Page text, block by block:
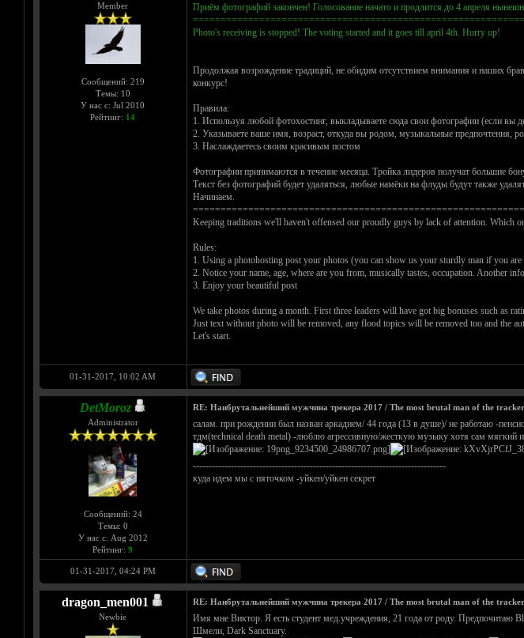
Member
Сообщений: 219
Темы: 10
У нас с: Jul 2010
Рейтинг: 14
Приём фотографий закончен! Голосование начато и продлится до 4 апреля
Photo's receiving is stopped! The voting started and it goes till april 4th. Hurry up!
Продолжая возрождение традиций, не обидим отсутствием внимания и наших
конкурс!
Правила:
1. Используя любой фотохостинг, выкладываете сюда свои фотографии (если
2. Указываете ваше имя, возраст, откуда вы родом, музыкальные предпочтения,
3. Наслаждаетесь своим красивым постом
Фотографии принимаются в течение месяца. Тройка лидеров получат большие
Текст без фотографий будет удаляться, любые намёки на флуды будут также
Начинаем.
Keeping traditions we'll haven't offensed our proudly guys by lack of attention. Which
Rules:
1. Using a photohosting post your photos (you can show us your sturdly man if you
2. Notice your name, age, where are you from, musically tastes, occupation. Another
3. Enjoy your beautiful post
We take photos during a month. First three leaders will have got big bonuses such as
Just text without photo will be removed, any flood topics will be removed too and the
Let's start.
01-31-2017, 10:02 AM
DetMoroz
Administrator
Сообщений: 24
Темы: 0
У нас с: Aug 2012
Рейтинг: 9
RE: Наибрутальнейший мужчина трекера 2017 / The most brutal man of the
салам. при рождении был назван аркадием/ 44 года (13 в душе)/ не работаю -
тдм(technical death metal) -люблю агрессивную/жесткую музыку хотя сам мягкий
--------------------------------------------------------------------------------
куда идем мы с пяточком -уйкен/уйкен секрет
01-31-2017, 04:24 PM
dragon_men001
Newbie
RE: Наибрутальнейший мужчина трекера 2017 / The most brutal man of the
Имя мне Виктор. Я есть студент мед.учреждения, 21 года от роду. Предпочитаю
Шмели, Dark Sanctuary.